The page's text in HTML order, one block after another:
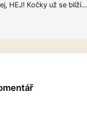
HEJ! Kočky už se blíží…